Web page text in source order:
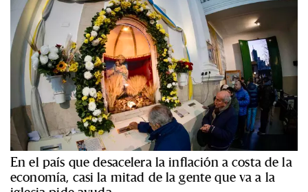
En el país que desacelera la inflación a costa de la
economía, casi la mitad de la gente que va a la